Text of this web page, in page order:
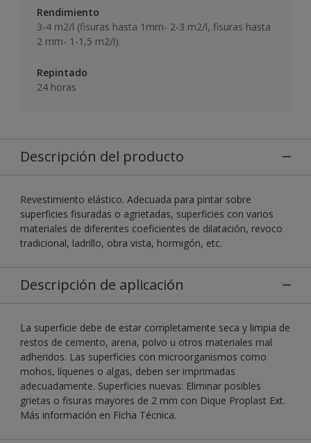
Rendimiento
3-4 m2/l (fisuras hasta 1mm- 2-3 m2/l, fisuras hasta
2 mm- 1-1,5 m2/l).
Repintado
24 horas
Descripción del producto
Revestimiento elástico. Adecuada para pintar sobre
superficies fisuradas o agrietadas, superficies con varios
materiales de diferentes coeficientes de dilatación, revoco
tradicional, ladrillo, obra vista, hormigón, etc.
Descripción de aplicación
La superficie debe de estar completamente seca y limpia de
restos de cemento, arena, polvo u otros materiales mal
adheridos. Las superficies con microorganismos como
mohos, líquenes o algas, deben ser imprimadas
adecuadamente. Superficies nuevas: Eliminar posibles
grietas o fisuras mayores de 2 mm con Dique Proplast Ext.
Más información en Ficha Técnica.